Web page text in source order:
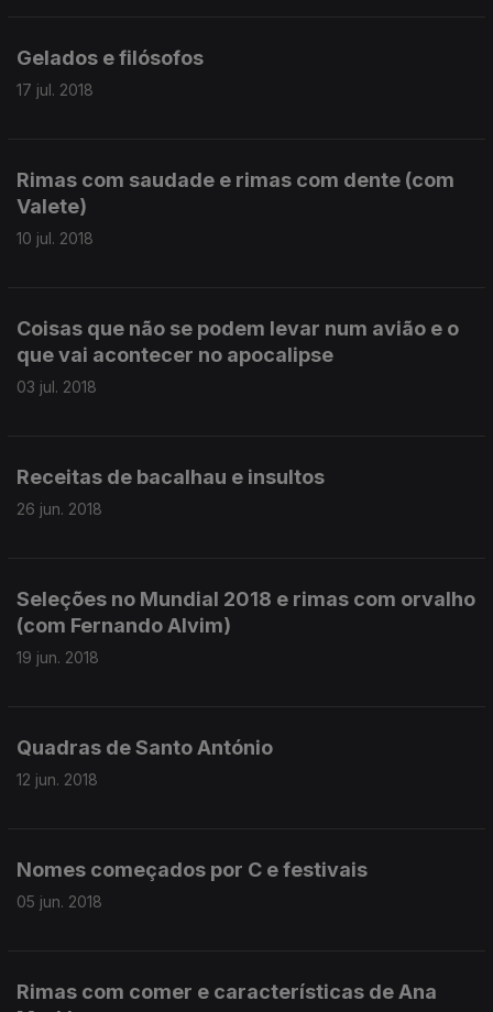
Gelados e filósofos
17 jul. 2018
Rimas com saudade e rimas com dente (com
Valete)
10 jul. 2018
Coisas que não se podem levar num avião e o
que vai acontecer no apocalipse
03 jul. 2018
Receitas de bacalhau e insultos
26 jun. 2018
Seleções no Mundial 2018 e rimas com orvalho
(com Fernando Alvim)
19 jun. 2018
Quadras de Santo António
12 jun. 2018
Nomes começados por C e festivais
05 jun. 2018
Rimas com comer e características de Ana